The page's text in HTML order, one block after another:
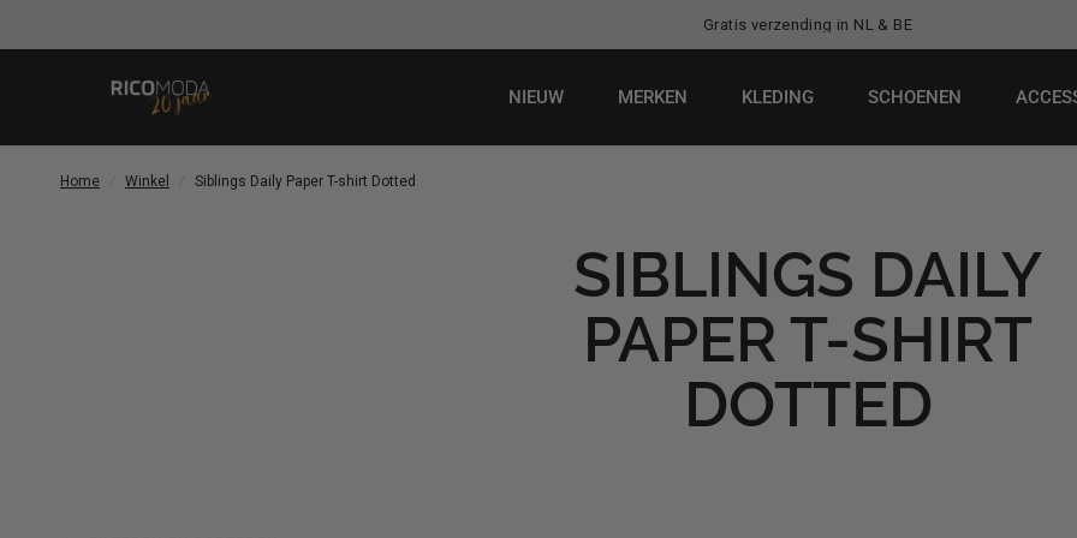
Gratis verzending in NL & BE
NIEUW MERKEN KLEDING SCHOENEN
Home Winkel Siblings Daily Paper T-shirt Dotted
SIBLINGS DAILY
PAPER T-SHIRT
DOTTED